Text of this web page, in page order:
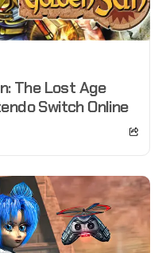
The Lost Age
Switch Online